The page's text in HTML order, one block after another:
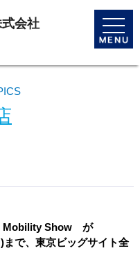
toggle
会社
Mobility Show が
)まで、東京ビッグサイト全